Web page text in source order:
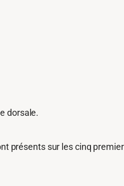
dorsale.
présents sur les cinq